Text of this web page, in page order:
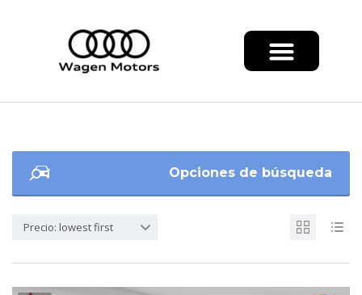
Opciones de búsqueda
Precio: lowest first